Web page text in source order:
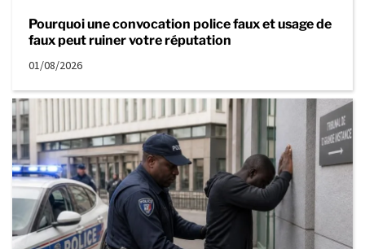
Pourquoi une convocation police faux et usage de
faux peut ruiner votre réputation
01/08/2026